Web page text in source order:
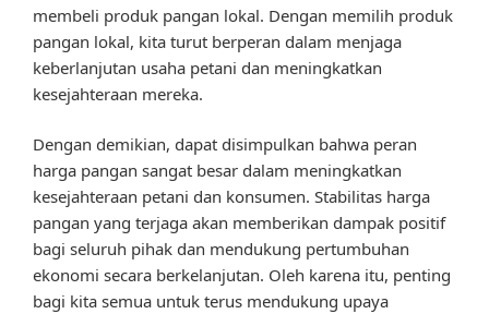
membeli produk pangan lokal. Dengan memilih produk
pangan lokal, kita turut berperan dalam menjaga
keberlanjutan usaha petani dan meningkatkan
kesejahteraan mereka.
Dengan demikian, dapat disimpulkan bahwa peran
harga pangan sangat besar dalam meningkatkan
kesejahteraan petani dan konsumen. Stabilitas harga
pangan yang terjaga akan memberikan dampak positif
bagi seluruh pihak dan mendukung pertumbuhan
ekonomi secara berkelanjutan. Oleh karena itu, penting
bagi kita semua untuk terus mendukung upaya